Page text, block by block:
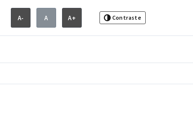
A- A A+ Contraste